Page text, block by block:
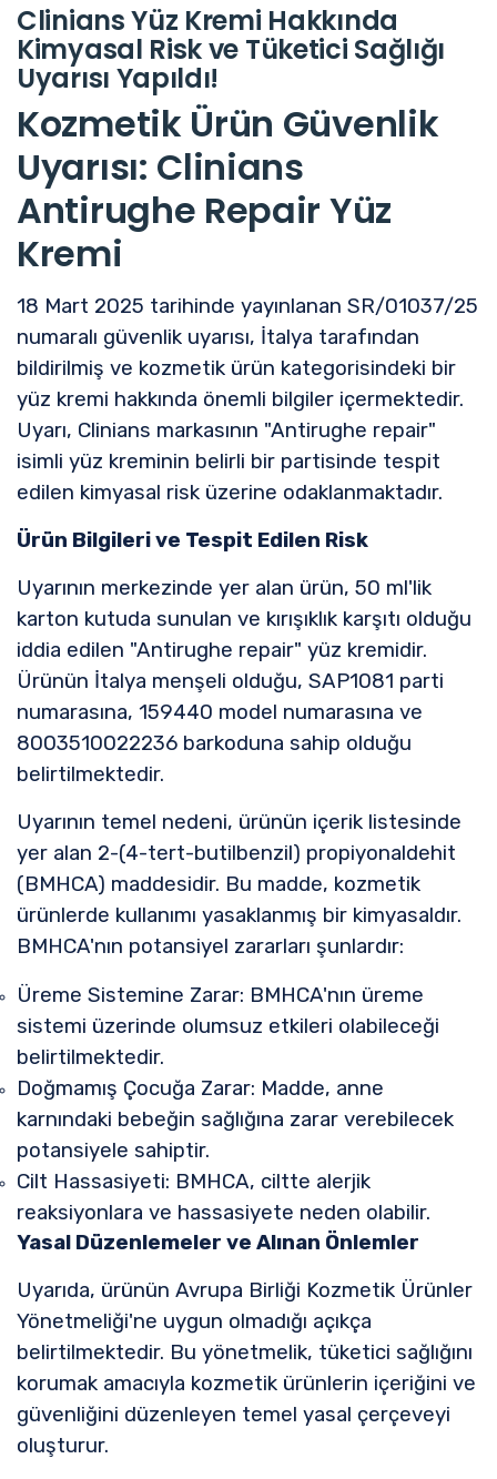
Clinians Yüz Kremi Hakkında
Kimyasal Risk ve Tüketici Sağlığı
Uyarısı Yapıldı!
Kozmetik Ürün Güvenlik
Uyarısı: Clinians
Antirughe Repair Yüz
Kremi
18 Mart 2025 tarihinde yayınlanan SR/01037/25
numaralı güvenlik uyarısı, İtalya tarafından
bildirilmiş ve kozmetik ürün kategorisindeki bir
yüz kremi hakkında önemli bilgiler içermektedir.
Uyarı, Clinians markasının "Antirughe repair"
isimli yüz kreminin belirli bir partisinde tespit
edilen kimyasal risk üzerine odaklanmaktadır.
Ürün Bilgileri ve Tespit Edilen Risk
Uyarının merkezinde yer alan ürün, 50 ml'lik
karton kutuda sunulan ve kırışıklık karşıtı olduğu
iddia edilen "Antirughe repair" yüz kremidir.
Ürünün İtalya menşeli olduğu, SAP1081 parti
numarasına, 159440 model numarasına ve
8003510022236 barkoduna sahip olduğu
belirtilmektedir.
Uyarının temel nedeni, ürünün içerik listesinde
yer alan 2-(4-tert-butilbenzil) propiyonaldehit
(BMHCA) maddesidir. Bu madde, kozmetik
ürünlerde kullanımı yasaklanmış bir kimyasaldır.
BMHCA'nın potansiyel zararları şunlardır:
Üreme Sistemine Zarar: BMHCA'nın üreme
sistemi üzerinde olumsuz etkileri olabileceği
belirtilmektedir.
Doğmamış Çocuğa Zarar: Madde, anne
karnındaki bebeğin sağlığına zarar verebilecek
potansiyele sahiptir.
Cilt Hassasiyeti: BMHCA, ciltte alerjik
reaksiyonlara ve hassasiyete neden olabilir.
Yasal Düzenlemeler ve Alınan Önlemler
Uyarıda, ürünün Avrupa Birliği Kozmetik Ürünler
Yönetmeliği'ne uygun olmadığı açıkça
belirtilmektedir. Bu yönetmelik, tüketici sağlığını
korumak amacıyla kozmetik ürünlerin içeriğini ve
güvenliğini düzenleyen temel yasal çerçeveyi
oluşturur.